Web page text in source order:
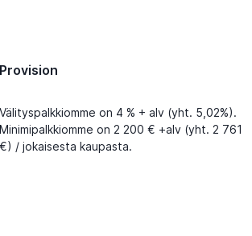
Provision
Välityspalkkiomme on 4 % + alv (yht. 5,02%).
Minimipalkkiomme on 2 200 € +alv (yht. 2 761
€) / jokaisesta kaupasta.